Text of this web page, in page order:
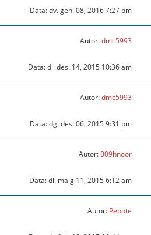
Data: dv. gen. 08, 2016 7:27 pm
Autor:dmc5993
Data: dl. des. 14, 2015 10:36 am
Autor:dmc5993
Data: dg. des. 06, 2015 9:31 pm
Autor:009hnoor
Data: dl. maig 11, 2015 6:12 am
Autor: Pepote